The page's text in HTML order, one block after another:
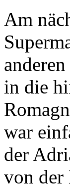
Am
in die
war
der
von der